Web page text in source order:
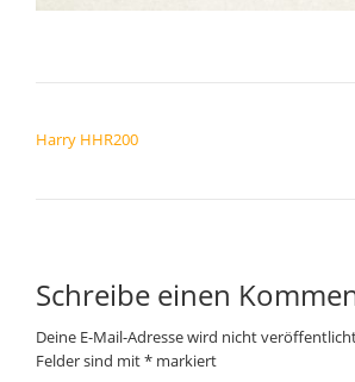
Harry HHR200
Schreibe einen
Deine E-Mail-Adresse wird nicht
Felder sind mit* markiert